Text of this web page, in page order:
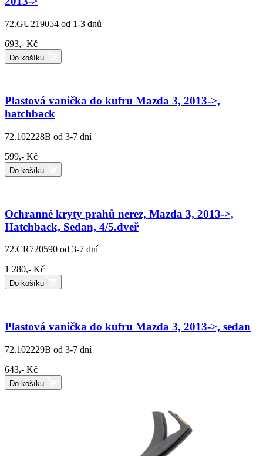
72.GU219054 od 1-3 dnů
693,- Kč
Do košíku
Plastová vanička do kufru Mazda 3, 2013->,
hatchback
72.102228B od 3-7 dní
599,- Kč
Do košíku
Ochranné kryty prahů nerez, Mazda 3, 2013->,
Hatchback, Sedan, 4/5.dveř
72.CR720590 od 3-7 dní
1 280,- Kč
Do košíku
Plastová vanička do kufru Mazda 3, 2013->, sedan
72.102229B od 3-7 dní
643,- Kč
Do košíku